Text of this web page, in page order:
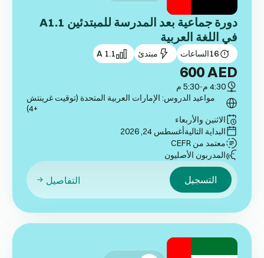
دورة جماعية بعد المدرسة للمبتدئين A1.1
في اللغة العربية
16الساعات مبتدئ A 1.1
600AED
4:30 م -5:30 م
مواعيد الدروس: الإمارات العربية المتحدة (توقيت غرينتش
+4)
الاثنين والأربعاء
البداية التاليةأغسطس 24, 2026
معتمد من CEFR
المدربون الأصليون
التسجيل التفاصيل